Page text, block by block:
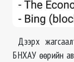
Дээрх
БНХАУ өөрийн